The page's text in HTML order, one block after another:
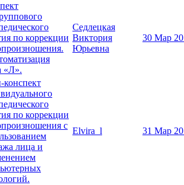
по коррекции
«Л».
Седлецкая
Виктория
Юрьевна
30 Мар
конспект
по коррекции
с
лица и
Elvira_l 31 Мар